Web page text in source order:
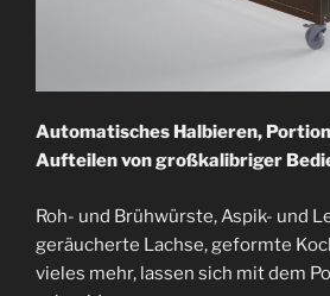
Automatisches Halbieren,
Aufteilen von großkalibriger
Roh- und Brühwürste, Aspik- und
geräucherte Lachse, geformte
vieles mehr, lassen sich mit dem